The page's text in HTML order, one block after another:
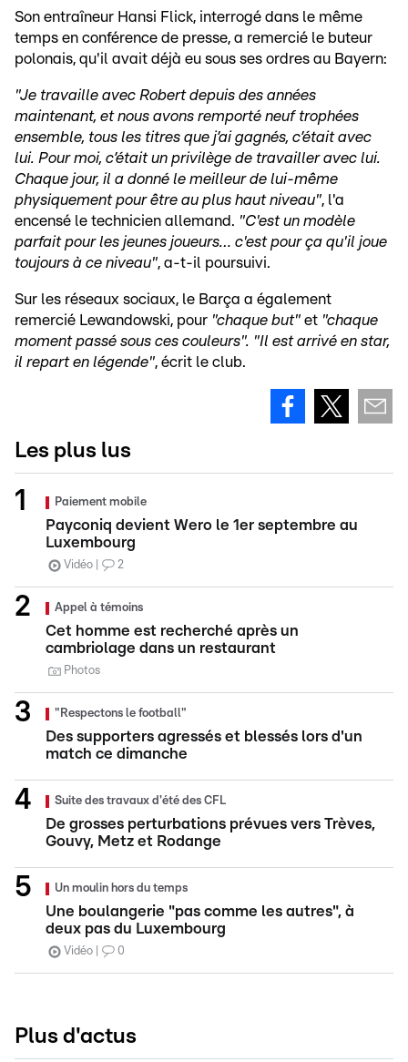
Son entraîneur Hansi Flick, interrogé dans le même
temps en conférence de presse, a remercié le buteur
polonais, qu'il avait déjà eu sous ses ordres au Bayern:
"Je travaille avec Robert depuis des années
maintenant, et nous avons remporté neuf trophées
ensemble, tous les titres que j’ai gagnés, c’était avec
lui. Pour moi, c’était un privilège de travailler avec lui.
Chaque jour, il a donné le meilleur de lui-même
physiquement pour être au plus haut niveau", l'a
encensé le technicien allemand. "C'est un modèle
parfait pour les jeunes joueurs… c'est pour ça qu'il joue
toujours à ce niveau", a-t-il poursuivi.
Sur les réseaux sociaux, le Barça a également
remercié Lewandowski, pour "chaque but" et "chaque
moment passé sous ces couleurs". "Il est arrivé en star,
il repart en légende", écrit le club.
Les plus lus
Paiement mobile
Payconiq devient Wero le 1er septembre au
Luxembourg
Vidéo 2
Appel à témoins
Cet homme est recherché après un
cambriolage dans un restaurant
Photos
"Respectons le football"
Des supporters agressés et blessés lors d'un
match ce dimanche
Suite des travaux d'été des CFL
De grosses perturbations prévues vers Trèves,
Gouvy, Metz et Rodange
Un moulin hors du temps
Une boulangerie "pas comme les autres", à
deux pas du Luxembourg
Vidéo 0
Plus d'actus